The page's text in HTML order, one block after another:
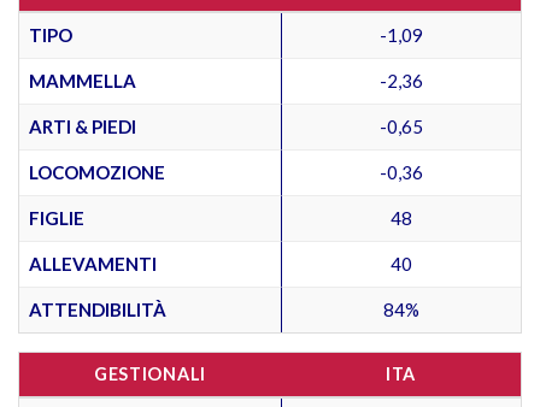
TIPO -1,09
MAMMELLA -2,36
ARTI & PIEDI -0,65
LOCOMOZIONE -0,36
FIGLIE 48
ALLEVAMENTI 40
ATTENDIBILITÀ 84%
GESTIONALI ITA